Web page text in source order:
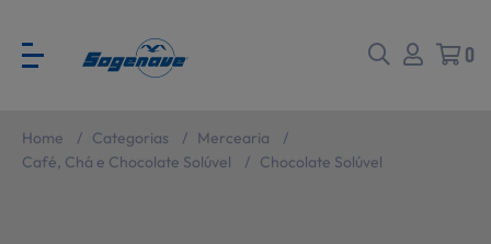
Voltar
Voltar
0
Home / Categorias / Mercearia
/
Café, Chá e Chocolate Solúvel
/ Chocolate Solúvel